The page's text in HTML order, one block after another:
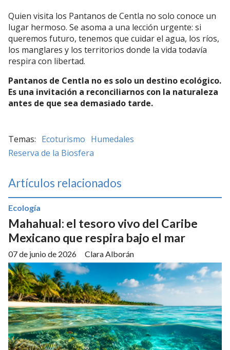
Quien visita los Pantanos de Centla no solo conoce un
lugar hermoso. Se asoma a una lección urgente: si
queremos futuro, tenemos que cuidar el agua, los ríos,
los manglares y los territorios donde la vida todavía
respira con libertad.
Pantanos de Centla no es solo un destino ecológico.
Es una invitación a reconciliarnos con la naturaleza
antes de que sea demasiado tarde.
Ecoturismo Humedales
Reserva de la Biosfera
Artículos relacionados
Mahahual: el tesoro vivo del Caribe
Mexicano que respira bajo el mar
Clara Alborán
Ecología
07 de junio de 2026